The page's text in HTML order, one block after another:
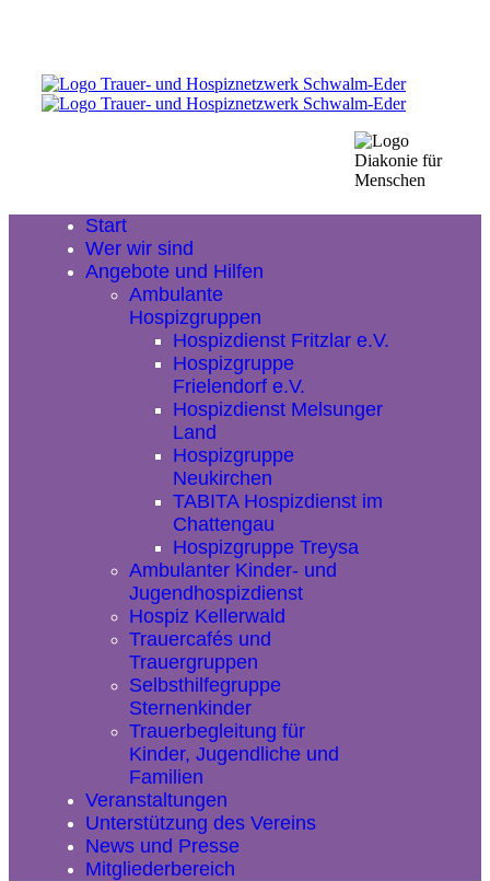
Start
Wer wir sind
Angebote und Hilfen
Ambulante
Hospizgruppen
Hospizdienst Fritzlar e.V.
Hospizgruppe
Frielendorf e.V.
Hospizdienst Melsunger
Land
Hospizgruppe
Neukirchen
TABITA Hospizdienst im
Chattengau
Hospizgruppe Treysa
Ambulanter Kinder- und
Jugendhospizdienst
Hospiz Kellerwald
Trauercafés und
Trauergruppen
Selbsthilfegruppe
Sternenkinder
Trauerbegleitung für
Kinder, Jugendliche und
Familien
Veranstaltungen
Unterstützung des Vereins
News und Presse
Mitgliederbereich